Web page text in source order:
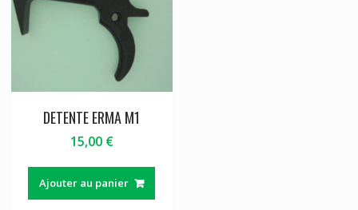
DETENTE ERMA M1
15,00 €
Ajouter au panier